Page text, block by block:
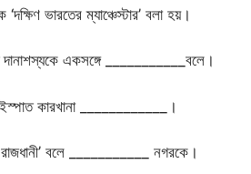
ভারতের ম্যাঞ্চেস্টার’ বলা হয়।
দানাশস্যকে একসঙ্গে ___________বলে।
কারখানা ____________।
বলে ___________ নগরকে।